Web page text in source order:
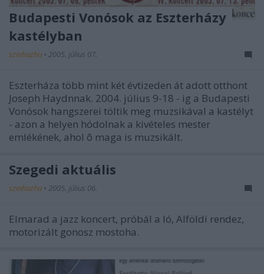
Budapesti Vonósok az Eszterházy
kastélyban
szinhazhu • 2005. július 07.
Eszterháza több mint két évtizeden át adott otthont
Joseph Haydnnak. 2004. július 9-18 - ig a Budapesti
Vonósok hangszerei töltik meg muzsikával a kastélyt
- azon a helyen hódolnak a kivételes mester
emlékének, ahol õ maga is muzsikált.
Szegedi aktuális
szinhazhu • 2005. július 06.
Elmarad a jazz koncert, próbál a ló, Alföldi rendez,
motorizált gonosz mostoha.